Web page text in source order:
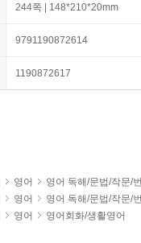
244쪽 | 148*210*20mm
9791190872614
1190872617
영어
영어 독해/문법/작문/
영어
영어 독해/문법/작문/
영어 영어회화/생활영어